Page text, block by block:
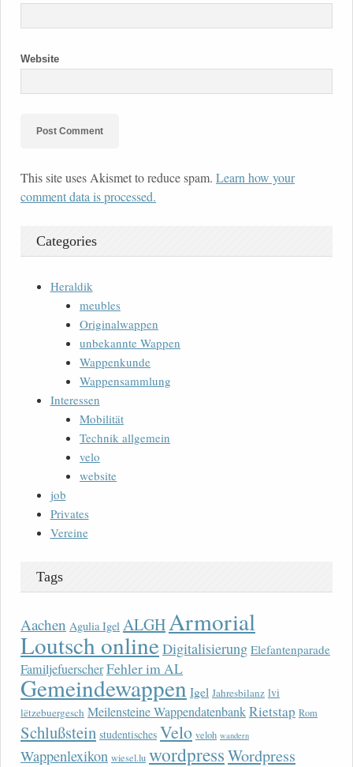
Website
This site uses Akismet to reduce spam. Learn how your
comment data is processed.
Categories
Heraldik
meubles
Originalwappen
unbekannte Wappen
Wappenkunde
Wappensammlung
Interessen
Mobilität
Technik allgemein
velo
website
job
Privates
Vereine
Tags
Aachen Agulia Igel ALGH Armorial
Loutsch onlineDigitalisierung Elefantenparade
FamiljefuerscherFehler im AL
Gemeindewappen Igel Jahresbilanz lvi
lëtzebuergesch Meilensteine WappendatenbankRietstap Rom
Schlußstein studentisches Velo veloh wandern
Wappenlexikon wiesel.lu wordpressWordpress